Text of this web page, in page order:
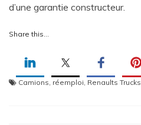
d’une garantie constructeur.
Share this…
Camions, réemploi, Renaults Trucks